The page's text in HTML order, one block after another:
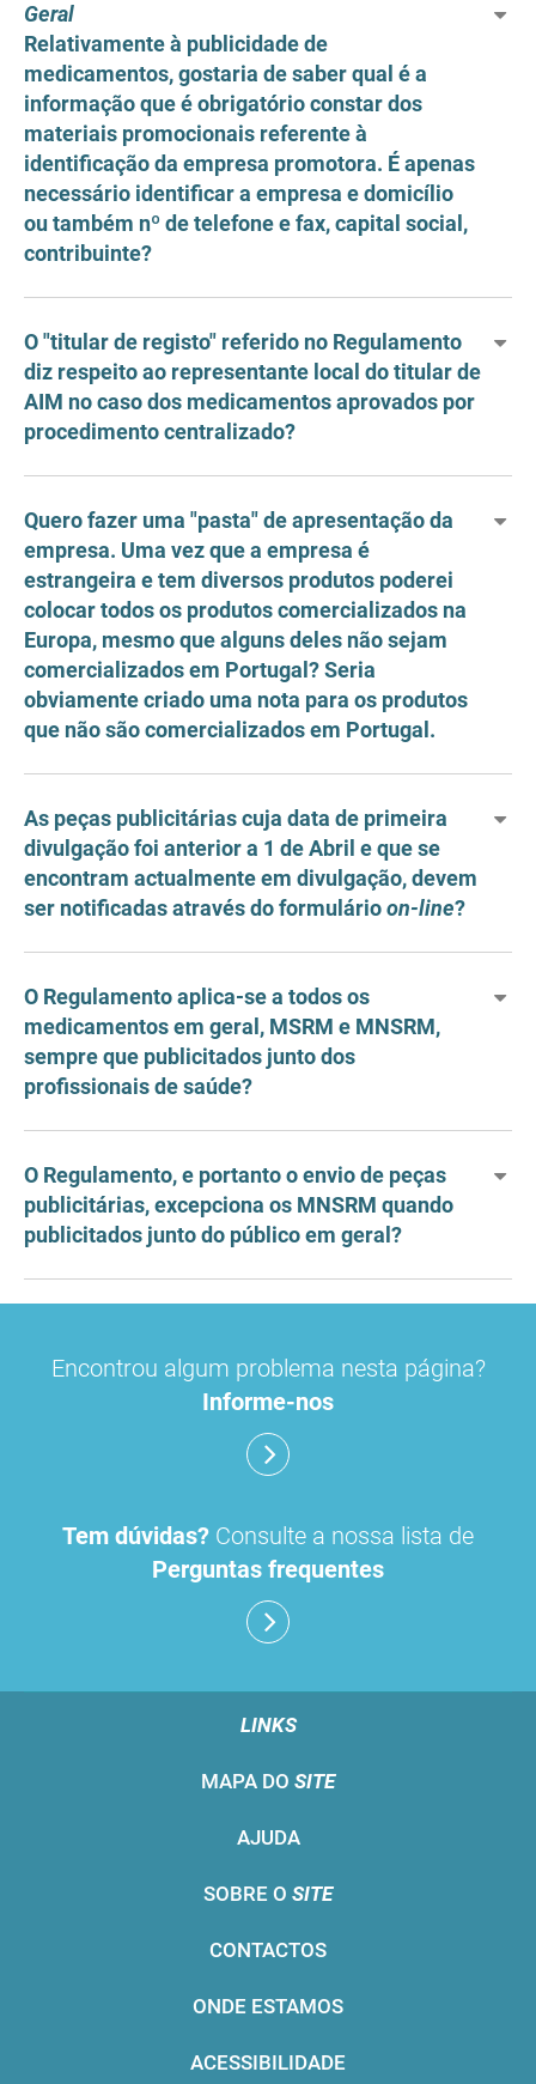
Geral
Relativamente à publicidade de
medicamentos, gostaria de saber qual é a
informação que é obrigatório constar dos
materiais promocionais referente à
identificação da empresa promotora. É apenas
necessário identificar a empresa e domicílio
ou também nº de telefone e fax, capital social,
contribuinte?
O "titular de registo" referido no Regulamento
diz respeito ao representante local do titular de
AIM no caso dos medicamentos aprovados por
procedimento centralizado?
Quero fazer uma "pasta" de apresentação da
empresa. Uma vez que a empresa é
estrangeira e tem diversos produtos poderei
colocar todos os produtos comercializados na
Europa, mesmo que alguns deles não sejam
comercializados em Portugal? Seria
obviamente criado uma nota para os produtos
que não são comercializados em Portugal.
As peças publicitárias cuja data de primeira
divulgação foi anterior a 1 de Abril e que se
encontram actualmente em divulgação, devem
ser notificadas através do formulárioon-line?
O Regulamento aplica-se a todos os
medicamentos em geral, MSRM e MNSRM,
sempre que publicitados junto dos
profissionais de saúde?
O Regulamento, e portanto o envio de peças
publicitárias, excepciona os MNSRM quando
publicitados junto do público em geral?
Encontrou algum problema nesta página?
Informe-nos
Tem dúvidas? Consulte a nossa lista de
Perguntas frequentes
LINKS
MAPA DO SITE
AJUDA
SOBRE O SITE
CONTACTOS
ONDE ESTAMOS
ACESSIBILIDADE